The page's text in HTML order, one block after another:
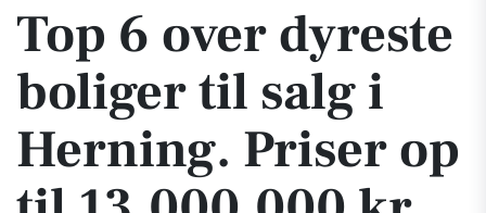
Top 6 over dyreste
boliger til salg i
Herning. Priser op